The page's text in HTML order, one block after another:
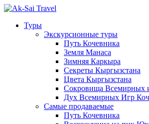
Туры
Экскурсионные туры
Путь Кочевника
Земля Манаса
Зимняя Каркыра
Секреты Кыргызстана
Цвета Кыргызстана
Сокровища Всемирных
Дух Всемирных Игр
Самые продаваемые
Путь Кочевника